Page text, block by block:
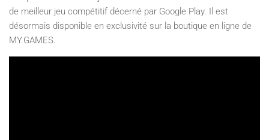
de meilleur jeu compétitif décerné par Google Play. Il est
désormais disponible en exclusivité sur la boutique en ligne de
MY.GAMES.